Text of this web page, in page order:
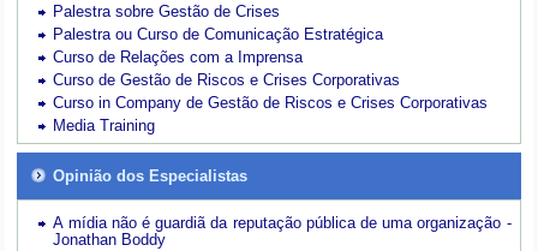
Palestra sobre Gestão de Crises
Palestra ou Curso de Comunicação Estratégica
Curso de Relações com a Imprensa
Curso de Gestão de Riscos e Crises Corporativas
Curso in Company de Gestão de Riscos e Crises Corporativas
Media Training
Opinião dos Especialistas
A mídia não é guardiã da reputação pública de uma organização -
Jonathan Boddy